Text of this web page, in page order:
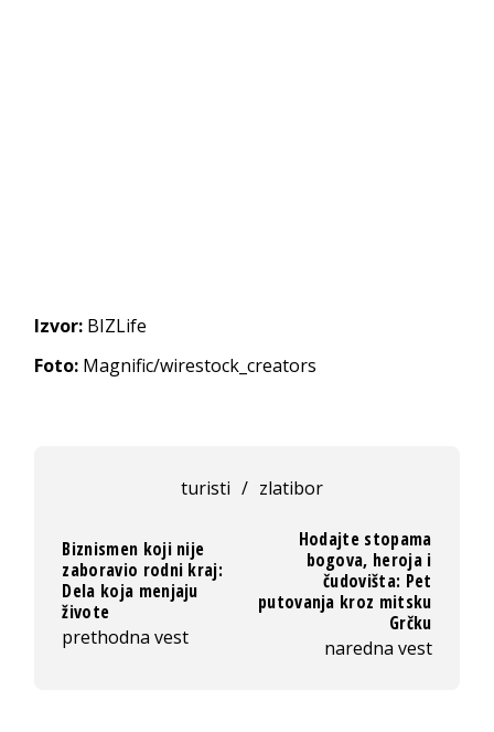
Izvor: BIZLife
Foto: Magnific/wirestock_creators
turisti / zlatibor
Biznismen koji nije
zaboravio rodni kraj:
Dela koja menjaju
živote
prethodna vest
Hodajte stopama
bogova, heroja i
čudovišta: Pet
putovanja kroz mitsku
Grčku
naredna vest